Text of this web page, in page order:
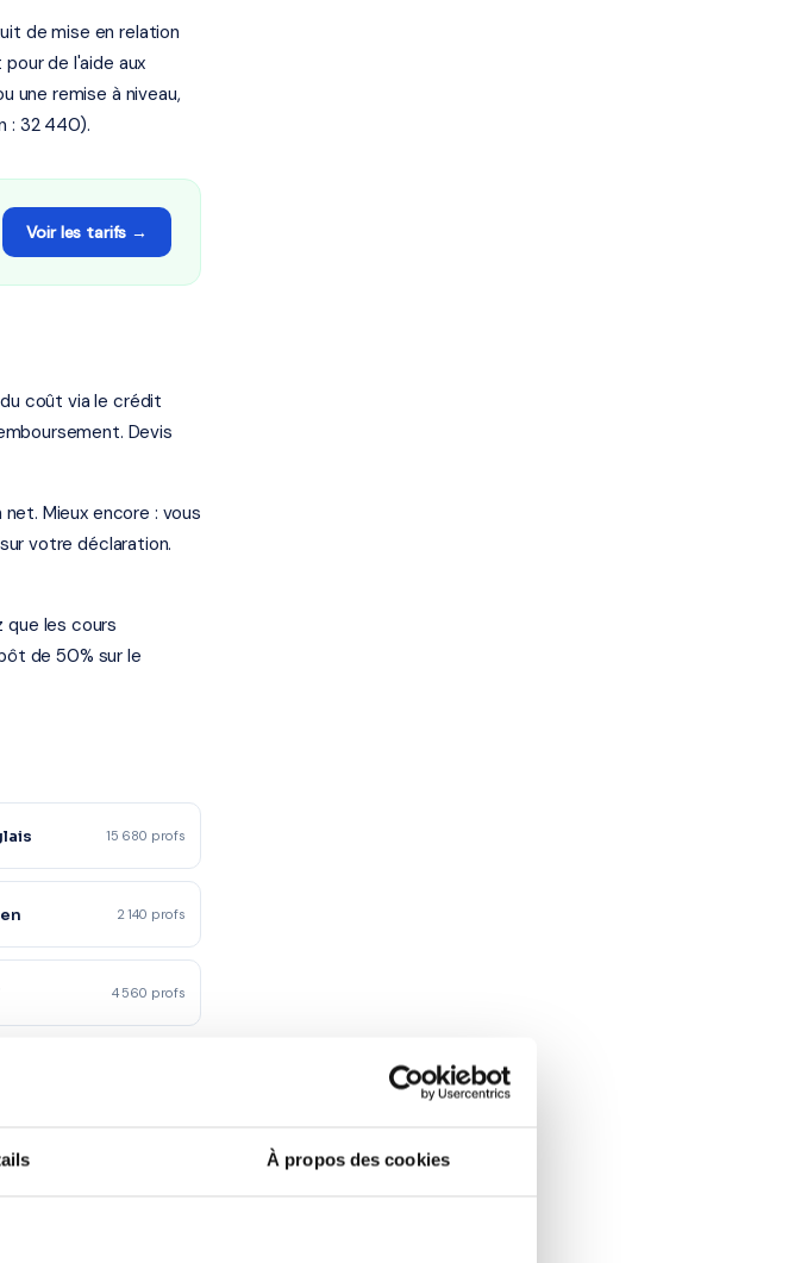
À propos des cookies
de mise en relation
de l'aide aux
une remise à niveau,
: 32 440).
Voir les tarifs →
coût via le crédit
Devis
Mieux encore : vous
votre déclaration.
que les cours
de 50% sur le
15 680 profs
2 140 profs
4 560 profs